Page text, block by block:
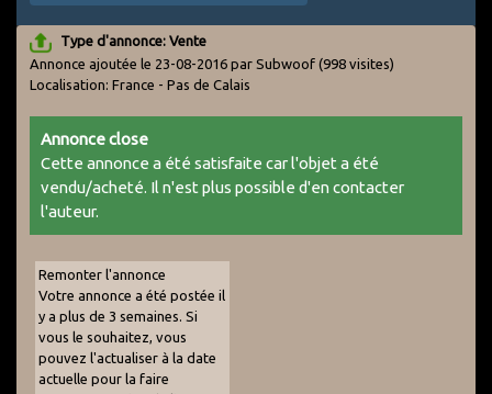
Type d'annonce: Vente
Annonce ajoutée le 23-08-2016 par Subwoof (998 visites)
Localisation: France - Pas de Calais
Annonce close
Cette annonce a été satisfaite car l'objet a été
vendu/acheté. Il n'est plus possible d'en contacter
l'auteur.
Remonter l'annonce
Votre annonce a été postée il
y a plus de 3 semaines. Si
vous le souhaitez, vous
pouvez l'actualiser à la date
actuelle pour la faire